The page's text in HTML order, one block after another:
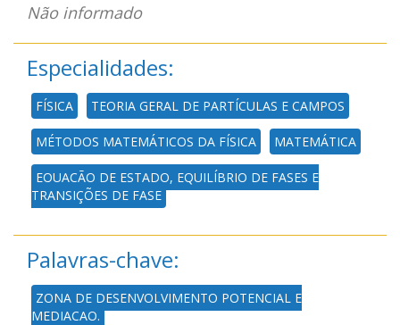
Não informado
Especialidades:
FÍSICA TEORIA GERAL DE PARTÍCULAS E CAMPOS
MÉTODOS MATEMÁTICOS DA FÍSICA MATEMÁTICA
EQUAÇÃO DE ESTADO, EQUILÍBRIO DE FASES E
TRANSIÇÕES DE FASE
Palavras-chave:
ZONA DE DESENVOLVIMENTO POTENCIAL E
MEDIACAO.